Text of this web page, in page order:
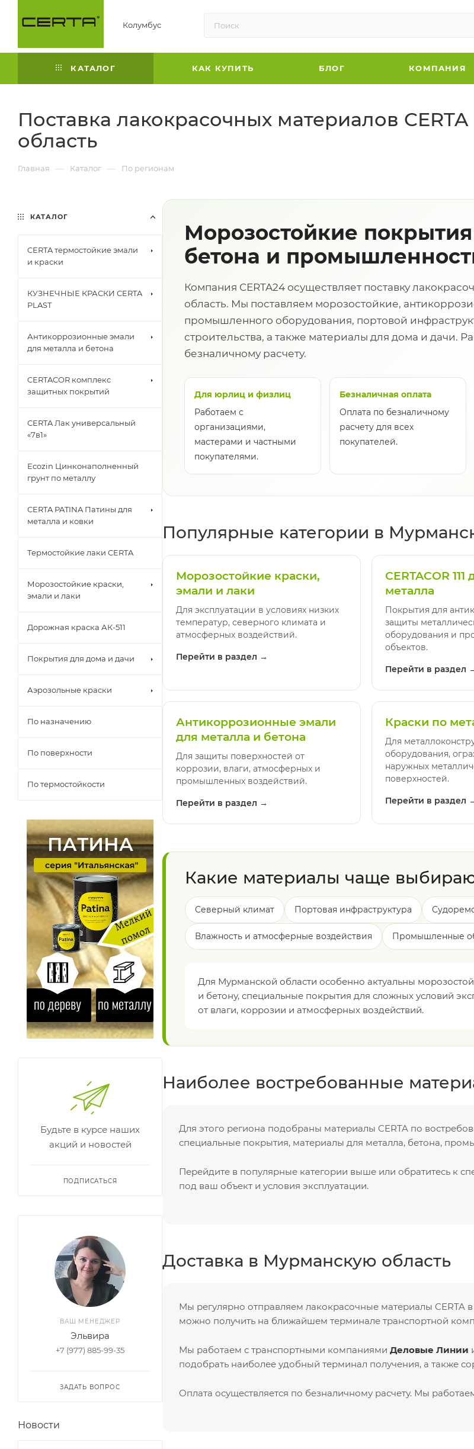
Колумбус
КАТАЛОГ КАК КУПИТЬ БЛОГ КОМПАНИЯ
Поставка лакокрасочных материалов
область
Главная — Каталог — По регионам
Морозостойкие покрытия
бетона и
Компания CERTA24 осуществляет поставку
область. Мы поставляем морозостойкие,
промышленного оборудования, портовой
строительства, а также материалы для дома и
безналичному расчету.
Для юрлиц и физлиц
Работаем с
организациями,
мастерами и частными
покупателями.
Безналичная оплата
Оплата по безналичному
расчету для всех
покупателей.
Популярные категории в
Морозостойкие краски,
эмали и лаки
Для эксплуатации в условиях низких
температур, северного климата и
атмосферных воздействий.
Перейти в раздел →
CERTACOR
металла
Покрытия для
защиты
оборудования и
объектов.
Перейти в раздел
Антикоррозионные эмали
для металла и бетона
Для защиты поверхностей от
коррозии, влаги, атмосферных и
промышленных воздействий.
Перейти в раздел →
Краски по
Для
оборудования,
наружных
поверхностей.
Перейти в раздел
Какие материалы чаще
Северный климат Портовая инфраструктура
Влажность и атмосферные воздействия Промышленные
Для Мурманской области особенно актуальны
и бетону, специальные покрытия для сложных условий
от влаги, коррозии и атмосферных воздействий.
Наиболее востребованные
Для этого региона подобраны материалы CERTA по
специальные покрытия, материалы для металла, бетона,
Перейдите в популярные категории выше или обратитесь к
под ваш объект и условия эксплуатации.
Доставка в Мурманскую область
Мы регулярно отправляем лакокрасочные материалы CERTA
можно получить на ближайшем терминале транспортной
Мы работаем с транспортными компаниями Деловые Линии
подобрать наиболее удобный терминал получения, а также
Оплата осуществляется по безналичному расчету. Мы
КАТАЛОГ
CERTA термостойкие эмали
и краски
КУЗНЕЧНЫЕ КРАСКИ CERTA
PLAST
Антикоррозионные эмали
для металла и бетона
CERTACOR комплекс
защитных покрытий
CERTA Лак универсальный
«7в1»
Ecozin Цинконаполненный
грунт по металлу
CERTA PATINA Патины для
металла и ковки
Термостойкие лаки CERTA
Морозостойкие краски,
эмали и лаки
Дорожная краска АК-511
Покрытия для дома и дачи
Аэрозольные краски
По назначению
По поверхности
По термостойкости
Будьте в курсе наших
акций и новостей
ПОДПИСАТЬСЯ
ВАШ МЕНЕДЖЕР
Эльвира
+7 (977) 885-99-35
ЗАДАТЬ ВОПРОС
Новости